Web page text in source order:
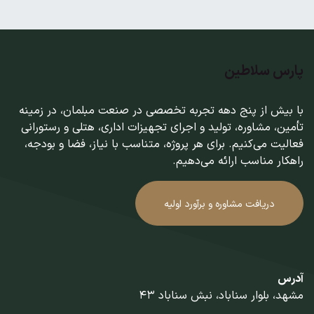
پارس سلاطین
با بیش از پنج دهه تجربه تخصصی در صنعت مبلمان، در زمینه
تأمین، مشاوره، تولید و اجرای تجهیزات اداری، هتلی و رستورانی
فعالیت می‌کنیم. برای هر پروژه، متناسب با نیاز، فضا و بودجه،
راهکار مناسب ارائه می‌دهیم.
دریافت مشاوره و برآورد اولیه
آدرس
مشهد، بلوار سناباد، نبش سناباد 43